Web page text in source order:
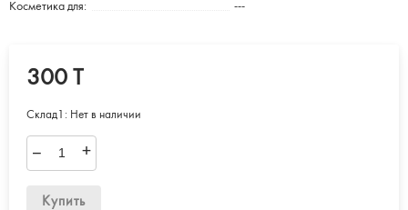
Косметика для: ---
300 T
Склад1: Нет в наличии
– +
Купить